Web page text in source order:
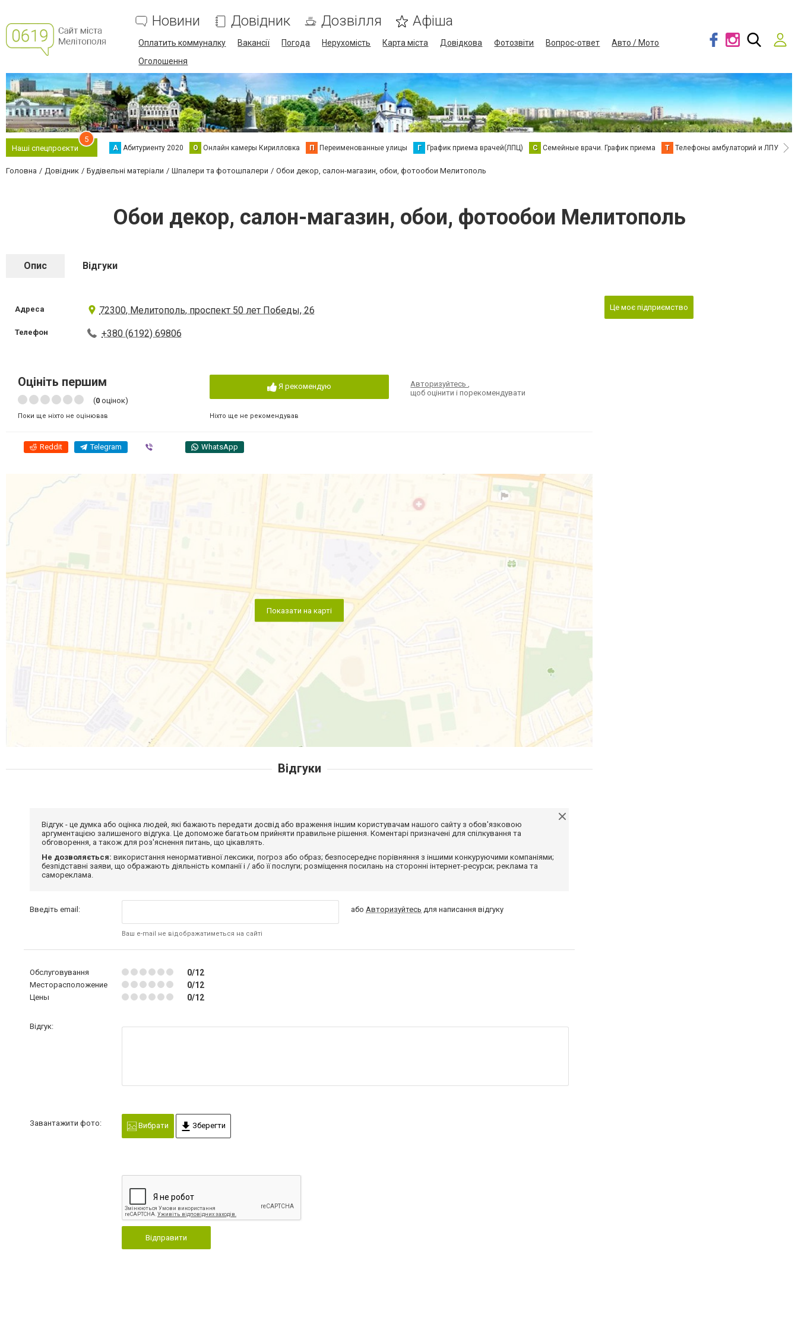
Новини Довідник Дозвілля Афіша
Оплатить коммуналку Вакансії Погода Нерухомість Карта міста Довідкова Фотозвіти Вопрос-ответ
Авто / Мото
Оголошення
Наші спецпроєкти
5
А Абитуриенту 2020 О Онлайн камеры Кирилловка П Переименованные улицы Г График приема врачей(ЛПЦ) С Семейные врачи. График приема Т Телефоны амбулаторий и ЛПУ В
Головна Довідник Будівельні матеріали Шпалери та фотошпалери Обои декор, салон-магазин, обои, фотообои Мелитополь
Обои декор, салон-магазин, обои, фотообои Мелитополь
Опис Відгуки
Адреса 72300, Мелитополь, проспект 50 лет Победы, 26
Телефон +380 (6192) 69806
Оцініть першим
(0 оцінок)
Поки ще ніхто не оцінював
Я рекомендую
Ніхто ще не рекомендував
Авторизуйтесь,
щоб оцінити і порекомендувати
Reddit Telegram WhatsApp
Показати на карті
Це моє підприємство
Відгуки
Відгук - це думка або оцінка людей, які бажають передати досвід або враження іншим користувачам нашого сайту з обов'язковою
аргументацією залишеного відгука. Це допоможе багатьом прийняти правильне рішення. Коментарі призначені для спілкування та
обговорення, а також для роз'яснення питань, що цікавлять.
Не дозволяється: використання ненормативної лексики, погроз або образ; безпосереднє порівняння з іншими конкуруючими компаніями;
безпідставні заяви, що ображають діяльність компанії і / або її послуги; розміщення посилань на сторонні інтернет-ресурси; реклама та
самореклама.
Введіть email:
Ваш e-mail не відображатиметься на сайті
абоАвторизуйтесь для написання відгуку
Обслуговування 0/12
Месторасположение 0/12
Цены 0/12
Відгук:
Завантажити фото: Вибрати Зберегти
Відправити